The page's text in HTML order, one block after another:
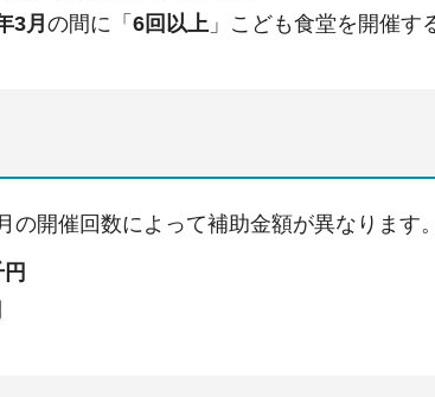
3月 の間に「 6回以上 」こども食堂を開催す
の開催回数によって補助金額が異なります。